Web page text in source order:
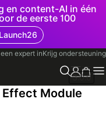
en content-AI in één
de eerste 100
expert inKrijg ondersteuning
3.0.0
Module